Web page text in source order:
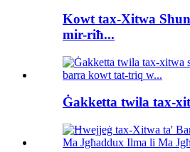
Kowt tax-Xitwa
mir-riħ...
Ġakketta twila tax-